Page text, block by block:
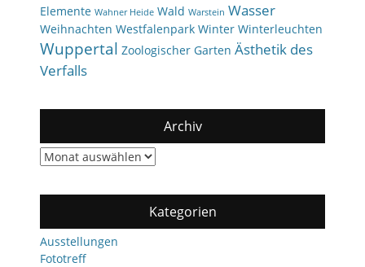
Elemente Wahner Heide Wald Warstein Wasser
Weihnachten Westfalenpark Winter Winterleuchten
Wuppertal Zoologischer Garten Ästhetik des
Verfalls
Archiv
Archiv
Kategorien
Ausstellungen
Fototreff